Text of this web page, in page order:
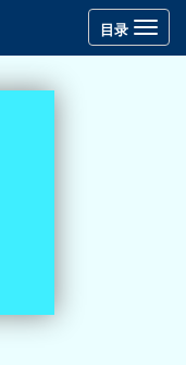
Toggle
navigation
目录